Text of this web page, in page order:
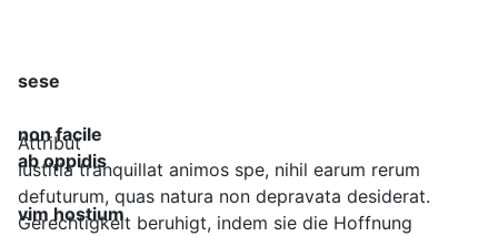
sese
non facile
ab oppidis
vim hostium
Attribut
Iustitia tranquillat animos spe, nihil earum rerum
defuturum, quas natura non depravata desiderat.
Gerechtigkeit beruhigt, indem sie die Hoffnung